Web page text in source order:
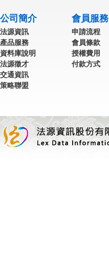
公司簡介
法源資訊
產品服務
資料庫說明
法源徵才
交通資訊
策略聯盟
會員服務
申請流程
會員條款
授權費用
付款方式